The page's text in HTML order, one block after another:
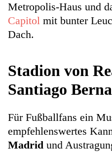
Metropolis-Haus und
Capitol mit bunter
Dach.
Stadion von
Santiago
Für Fußballfans ein
empfehlenswertes
Madrid und